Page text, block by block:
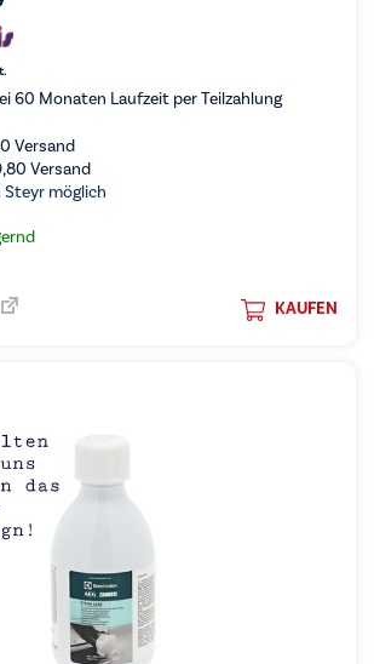
60 Monaten Laufzeit per Teilzahlung
Versand
Versand
möglich
KAUFEN